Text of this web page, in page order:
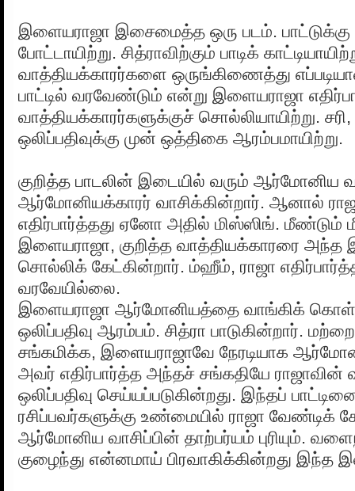
இளையராஜா இசைமைத்த ஒரு படம். பாட்டுக்கு
போட்டாயிற்று. சித்ராவிற்கும் பாடிக்
வாத்தியக்காரர்களை ஒருங்கிணைத்து
பாட்டில் வரவேண்டும் என்று இளையராஜா
வாத்தியக்காரர்களுக்குச் சொல்லியாயிற்று.
ஒலிப்பதிவுக்கு முன் ஒத்திகை ஆரம்பமாயிற்று.
குறித்த பாடலின் இடையில் வரும் ஆர்மோனிய
ஆர்மோனியக்காரர் வாசிக்கின்றார். ஆனால்
எதிர்பார்த்தது ஏனோ அதில் மிஸ்ஸிங். மீண்டும்
இளையராஜா, குறித்த வாத்தியக்காரரை
சொல்லிக் கேட்கின்றார். ம்ஹீம், ராஜா
வரவேயில்லை.
இளையராஜா ஆர்மோனியத்தை வாங்கிக்
ஒலிப்பதிவு ஆரம்பம். சித்ரா பாடுகின்றார்.
சங்கமிக்க, இளையராஜாவே நேரடியாக
அவர் எதிர்பார்த்த அந்தச் சங்கதியே ராஜாவின்
ஒலிப்பதிவு செய்யப்படுகின்றது. இந்தப்
ரசிப்பவர்களுக்கு உண்மையில் ராஜா வேண்டிக்
ஆர்மோனிய வாசிப்பின் தாற்பர்யம் புரியும்.
குழைந்து என்னமாய் பிரவாகிக்கின்றது இந்த